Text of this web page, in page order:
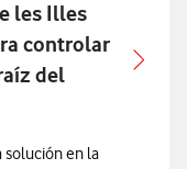
les Illes
controlar
del
solución en la